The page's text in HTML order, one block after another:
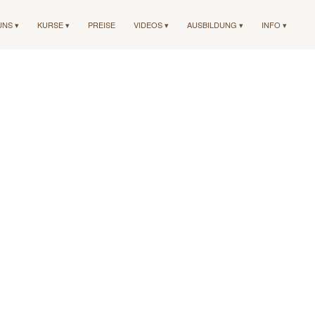
▾ KURSE ▾ PREISE VIDEOS ▾ AUSBILDUNG ▾ INFO ▾